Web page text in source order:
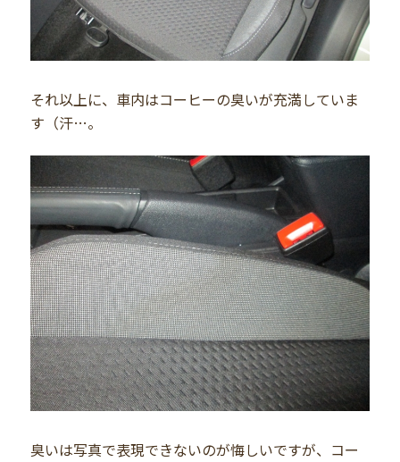
それ以上に、車内はコーヒーの臭いが充満していま
す（汗…。
臭いは写真で表現できないのが悔しいですが、コー